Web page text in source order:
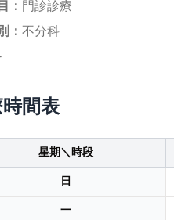
： 門診診療
： 不分科
間表
星期＼時段
日
一